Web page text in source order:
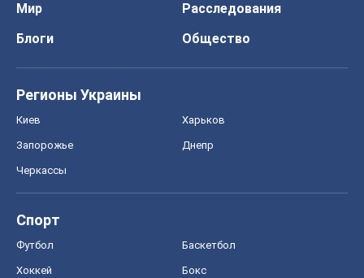
Мир
Расследования
Блоги
Общество
Регионы Украины
Киев Харьков
Запорожье Днепр
Черкассы
Спорт
Футбол Баскетбол
Хоккей Бокс